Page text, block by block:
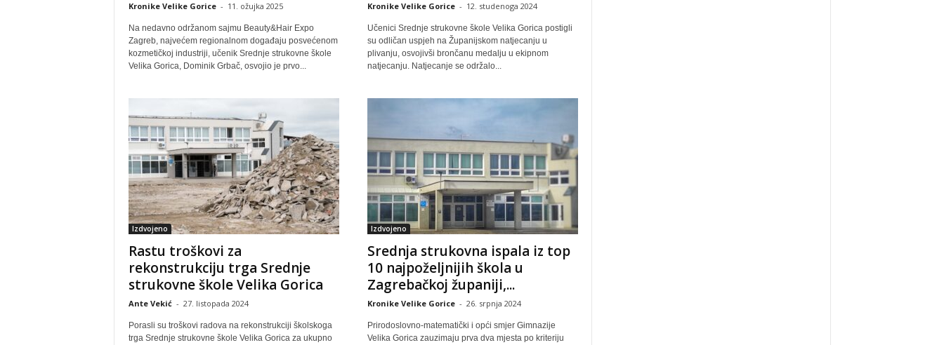
Kronike Velike Gorice - 11. ožujka 2025
Na nedavno održanom sajmu Beauty&Hair Expo
Zagreb, najvećem regionalnom događaju posvećenom
kozmetičkoj industriji, učenik Srednje strukovne škole
Velika Gorica, Dominik Grbač, osvojio je prvo...
Kronike Velike Gorice - 12. studenoga 2024
Učenici Srednje strukovne škole Velika Gorica postigli
su odličan uspjeh na Županijskom natjecanju u
plivanju, osvojivši brončanu medalju u ekipnom
natjecanju. Natjecanje se održalo...
Izdvojeno
Rastu troškovi za
rekonstrukciju trga Srednje
strukovne škole Velika Gorica
Ante Vekić - 27. listopada 2024
Porasli su troškovi radova na rekonstrukciji školskoga
trga Srednje strukovne škole Velika Gorica za ukupno
Izdvojeno
Srednja strukovna ispala iz top
10 najpoželjnijih škola u
Zagrebačkoj županiji,...
Kronike Velike Gorice - 26. srpnja 2024
Prirodoslovno-matematički i opći smjer Gimnazije
Velika Gorica zauzimaju prva dva mjesta po kriteriju